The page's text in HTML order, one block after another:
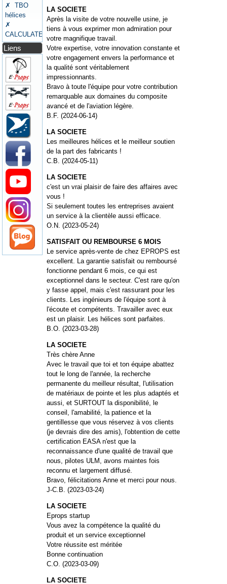
✗ TBO
hélices
✗
CALCULATEURS
Liens
LA SOCIETE
Après la visite de votre nouvelle usine, je
tiens à vous exprimer mon admiration pour
votre magnifique travail.
Votre expertise, votre innovation constante et
votre engagement envers la performance et
la qualité sont véritablement
impressionnants.
Bravo à toute l'équipe pour votre contribution
remarquable aux domaines du composite
avancé et de l'aviation légère.
B.F. (2024-06-14)
LA SOCIETE
Les meilleures hélices et le meilleur soutien
de la part des fabricants !
C.B. (2024-05-11)
LA SOCIETE
c'est un vrai plaisir de faire des affaires avec
vous !
Si seulement toutes les entreprises avaient
un service à la clientèle aussi efficace.
O.N. (2023-05-24)
SATISFAIT OU REMBOURSE 6 MOIS
Le service après-vente de chez EPROPS est
excellent. La garantie satisfait ou remboursé
fonctionne pendant 6 mois, ce qui est
exceptionnel dans le secteur. C'est rare qu'on
y fasse appel, mais c'est rassurant pour les
clients. Les ingénieurs de l'équipe sont à
l'écoute et compétents. Travailler avec eux
est un plaisir. Les hélices sont parfaites.
B.O. (2023-03-28)
LA SOCIETE
Très chère Anne
Avec le travail que toi et ton équipe abattez
tout le long de l'année, la recherche
permanente du meilleur résultat, l'utilisation
de matériaux de pointe et les plus adaptés et
aussi, et SURTOUT la disponibilité, le
conseil, l'amabilité, la patience et la
gentillesse que vous réservez à vos clients
(je devrais dire des amis), l'obtention de cette
certification EASA n'est que la
reconnaissance d'une qualité de travail que
nous, pilotes ULM, avons maintes fois
reconnu et largement diffusé.
Bravo, félicitations Anne et merci pour nous.
J-C.B. (2023-03-24)
LA SOCIETE
Eprops startup
Vous avez la compétence la qualité du
produit et un service exceptionnel
Votre réussite est méritée
Bonne continuation
C.O. (2023-03-09)
LA SOCIETE